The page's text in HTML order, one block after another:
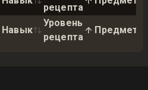
рецепта
Навык
Уровень
рецепта
Предмет